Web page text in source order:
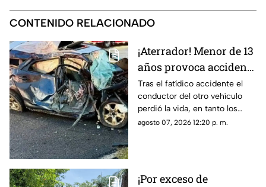
CONTENIDO RELACIONADO
¡Aterrador! Menor de 13
años provoca accidente
mortal; conducía un
AUTO robado con otros
seis menores
Tras el fatídico accidente el
conductor del otro vehículo
perdió la vida, en tanto los
menores de edad resultaron
agosto 07, 2026 12:20 p. m.
¡Por exceso de